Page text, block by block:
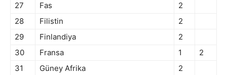
27
Fas
2
28
Filistin
2
29
Finlandiya
2
30
Fransa 1
2
31
Güney Afrika
2